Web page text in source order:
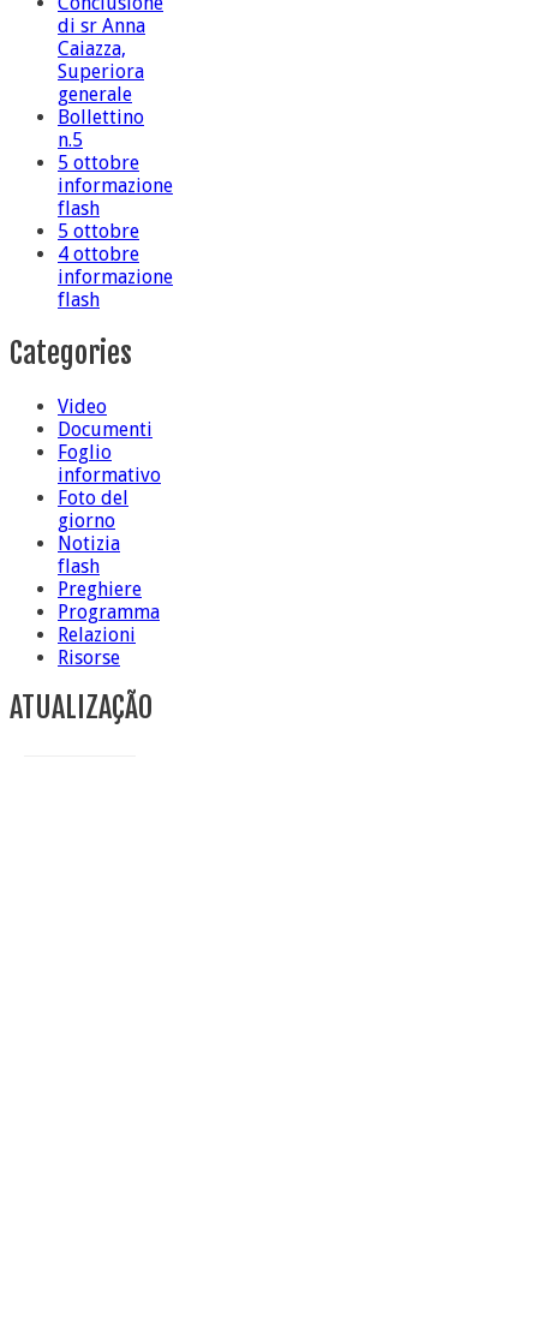
di sr Anna
Caiazza,
Superiora
generale
Bollettino
n.5
5 ottobre
informazione
flash
5 ottobre
4 ottobre
informazione
flash
Categories
Video
Documenti
Foglio
informativo
Foto del
giorno
Notizia
flash
Preghiere
Programma
Relazioni
Risorse
ATUALIZAÇÃO